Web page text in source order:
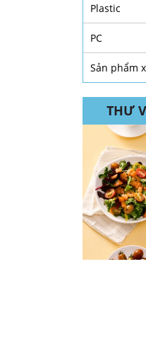
Plastic
PC
Sản phẩm
THƯ